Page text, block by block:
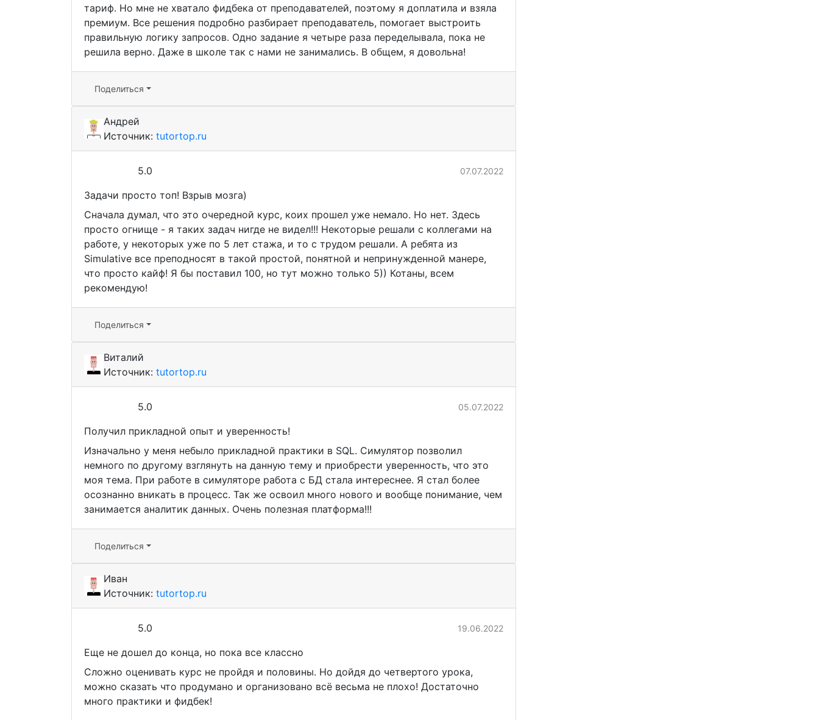
тариф. Но мне не хватало фидбека от преподавателей, поэтому я доплатила и взяла
премиум. Все решения подробно разбирает преподаватель, помогает выстроить
правильную логику запросов. Одно задание я четыре раза переделывала, пока не
решила верно. Даже в школе так с нами не занимались. В общем, я довольна!
Поделиться
Андрей
Источник: tutortop.ru
5.0 07.07.2022
Задачи просто топ! Взрыв мозга)
Сначала думал, что это очередной курс, коих прошел уже немало. Но нет. Здесь
просто огнище - я таких задач нигде не видел!!! Некоторые решали с коллегами на
работе, у некоторых уже по 5 лет стажа, и то с трудом решали. А ребята из
Simulative все преподносят в такой простой, понятной и непринужденной манере,
что просто кайф! Я бы поставил 100, но тут можно только 5)) Котаны, всем
рекомендую!
Поделиться
Виталий
Источник: tutortop.ru
5.0 05.07.2022
Получил прикладной опыт и уверенность!
Изначально у меня небыло прикладной практики в SQL. Симулятор позволил
немного по другому взглянуть на данную тему и приобрести уверенность, что это
моя тема. При работе в симуляторе работа с БД стала интереснее. Я стал более
осознанно вникать в процесс. Так же освоил много нового и вообще понимание, чем
занимается аналитик данных. Очень полезная платформа!!!
Поделиться
Иван
Источник: tutortop.ru
5.0 19.06.2022
Еще не дошел до конца, но пока все классно
Сложно оценивать курс не пройдя и половины. Но дойдя до четвертого урока,
можно сказать что продумано и организовано всё весьма не плохо! Достаточно
много практики и фидбек!